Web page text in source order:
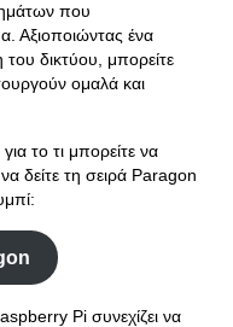
που
Αξιοποιώντας ένα
δικτύου, μπορείτε
ομαλά και
το τι μπορείτε να
δείτε τη σειρά Paragon
Pi συνεχίζει να